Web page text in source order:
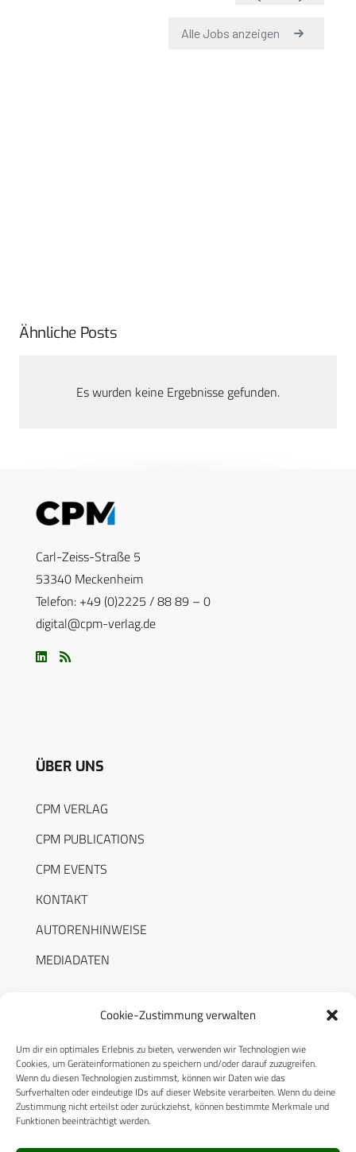
Cookie-Zustimmung verwalten
Um dir ein optimales Erlebnis zu bieten, verwenden wir Technologien wie
Cookies, um Geräteinformationen zu speichern und/oder darauf zuzugreifen.
Wenn du diesen Technologien zustimmst, können wir Daten wie das
Surfverhalten oder eindeutige IDs auf dieser Website verarbeiten. Wenn du deine
Zustimmung nicht erteilst oder zurückziehst, können bestimmte Merkmale und
Funktionen beeinträchtigt werden.
Ähnliche Posts
Es wurden keine Ergebnisse gefunden.
Carl-Zeiss-Straße 5
53340 Meckenheim
Telefon: +49 (0)2225 / 88 89 – 0
digital@cpm-verlag.de
ÜBER UNS
CPM VERLAG
CPM PUBLICATIONS
CPM EVENTS
KONTAKT
AUTORENHINWEISE
MEDIADATEN
RECHTLICHES
Datenschutzerklärung
Cookie-Richtlinie (EU)